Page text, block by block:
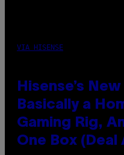
VIA HISENSE
Hisense’s
Basically a
Gaming Rig,
One Box (Deal